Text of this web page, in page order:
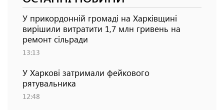
У прикордонній громаді на Харківщині
вирішили витратити 1,7 млн гривень на
ремонт сільради
13:13
У Харкові затримали фейкового
рятувальника
12:48